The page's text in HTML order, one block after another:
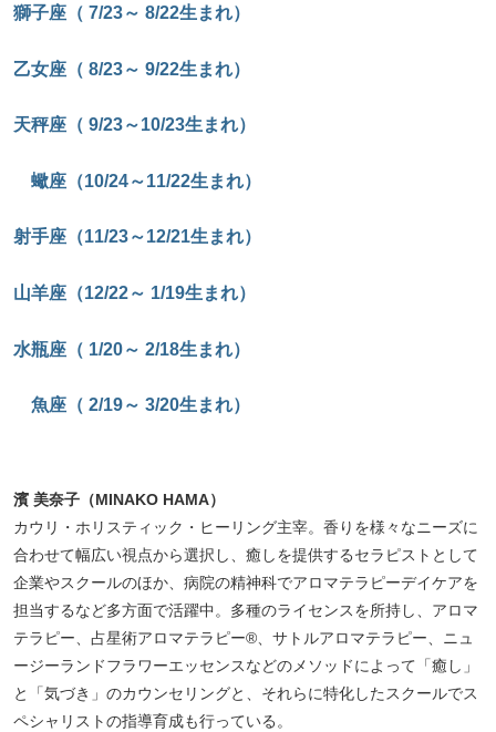
獅子座（ 7/23～ 8/22生まれ）
乙女座（ 8/23～ 9/22生まれ）
天秤座（ 9/23～10/23生まれ）
蠍座（10/24～11/22生まれ）
射手座（11/23～12/21生まれ）
山羊座（12/22～ 1/19生まれ）
水瓶座（ 1/20～ 2/18生まれ）
魚座（ 2/19～ 3/20生まれ）
濱 美奈子（MINAKO HAMA）
カウリ・ホリスティック・ヒーリング主宰。香りを様々なニーズに
合わせて幅広い視点から選択し、癒しを提供するセラピストとして
企業やスクールのほか、病院の精神科でアロマテラピーデイケアを
担当するなど多方面で活躍中。多種のライセンスを所持し、アロマ
テラピー、占星術アロマテラピー®、サトルアロマテラピー、ニュ
ージーランドフラワーエッセンスなどのメソッドによって「癒し」
と「気づき」のカウンセリングと、それらに特化したスクールでス
ペシャリストの指導育成も行っている。